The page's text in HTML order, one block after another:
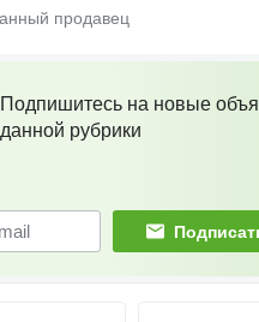
Подпишитесь на новые
данной рубрики